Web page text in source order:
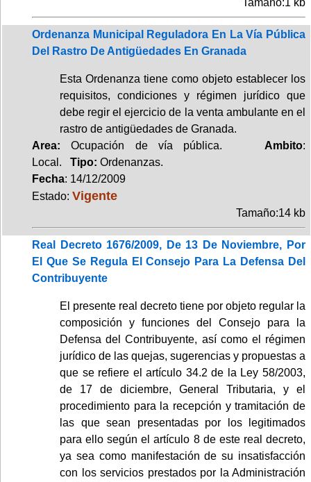
Ordenanza Municipal Reguladora En La Vía Pública
Del Rastro De Antigüedades En Granada
Esta Ordenanza tiene como objeto establecer los
requisitos, condiciones y régimen jurídico que
debe regir el ejercicio de la venta ambulante en el
rastro de antigüedades de Granada.
Area: Ocupación de vía pública. Ambito:
Local. Tipo: Ordenanzas.
Fecha: 14/12/2009
Estado: Vigente
Tamaño:14 kb
Real Decreto 1676/2009, De 13 De Noviembre, Por
El Que Se Regula El Consejo Para La Defensa Del
Contribuyente
El presente real decreto tiene por objeto regular la
composición y funciones del Consejo para la
Defensa del Contribuyente, así como el régimen
jurídico de las quejas, sugerencias y propuestas a
que se refiere el artículo 34.2 de la Ley 58/2003,
de 17 de diciembre, General Tributaria, y el
procedimiento para la recepción y tramitación de
las que sean presentadas por los legitimados
para ello según el artículo 8 de este real decreto,
ya sea como manifestación de su insatisfacción
con los servicios prestados por la Administración